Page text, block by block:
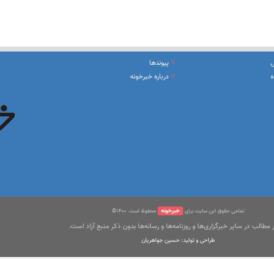
باران و گروه صنعتی انتخاب
پیوندها
درباره خبرخونه
تمامی حقوق این سایت برای خبرخونه محفوظ است. ۱400©
مطالب در سایر خبرگزاری‌ها و روزنامه‌ها و رسانه‌ها بدون ذکر منبع آزاد است.
طراحی و تولید: حسین جواهریان